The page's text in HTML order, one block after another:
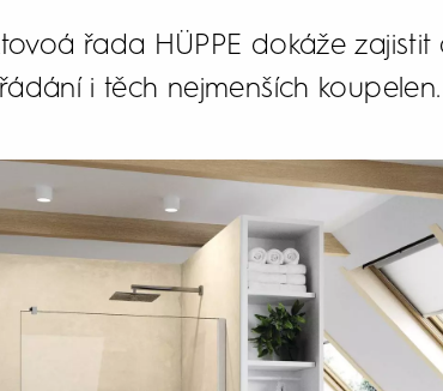
řada HÜPPE dokáže zajistit
i těch nejmenších koupelen.